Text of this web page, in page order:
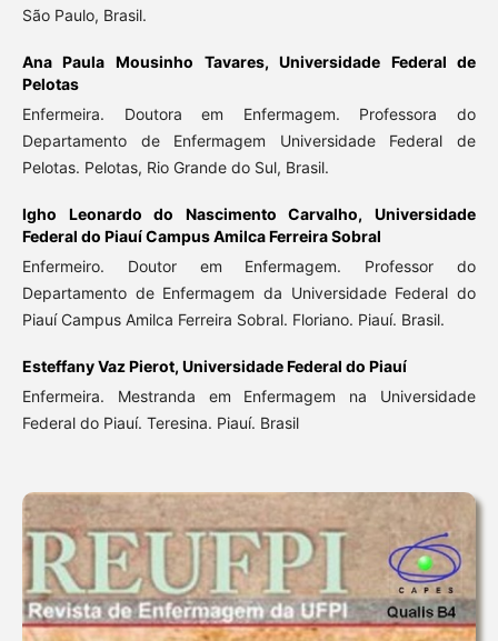
São Paulo, Brasil.
Ana Paula Mousinho Tavares,Universidade Federal de
Pelotas
Enfermeira. Doutora em Enfermagem. Professora do
Departamento de Enfermagem Universidade Federal de
Pelotas. Pelotas, Rio Grande do Sul, Brasil.
Igho Leonardo do Nascimento Carvalho,Universidade
Federal do Piauí Campus Amilca Ferreira Sobral
Enfermeiro. Doutor em Enfermagem. Professor do
Departamento de Enfermagem da Universidade Federal do
Piauí Campus Amilca Ferreira Sobral. Floriano. Piauí. Brasil.
Esteffany Vaz Pierot, Universidade Federal do Piauí
Enfermeira. Mestranda em Enfermagem na Universidade
Federal do Piauí. Teresina. Piauí. Brasil